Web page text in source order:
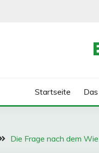
Startseite
Die Frage nach dem Wie